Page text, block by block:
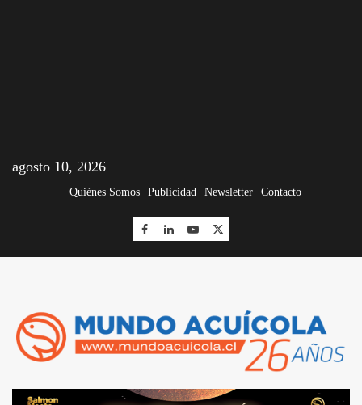
agosto 10, 2026
Quiénes Somos Publicidad Newsletter Contacto